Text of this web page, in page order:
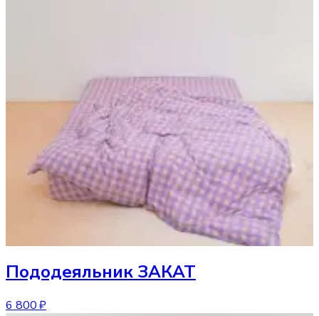
Пододеяльник ЗАКАТ
6 800 ₽